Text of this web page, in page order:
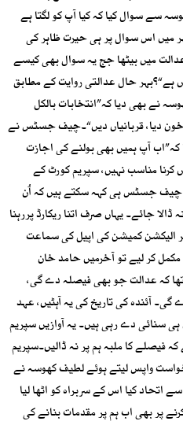
سے سوال کیا کہ کیا آپ کو لگتا ہے
میں اس سوال پر ہی حیرت ظاہر کی
میں بیٹھا جج یہ سوال بھی کیسے
ہے“؟بہر حال عدالتی روایت کے مطابق
نے بھی دیا کہ”انتخابات بالکل
دیا، قربانیاں دیں“۔چیف جسٹس نے
آپ ہمیں بھی بولنے کی اجازت
مناسب نہیں، سپریم کورٹ کے
چیف جسٹس ہی کہہ سکتے ہیں کہ اُن
جائے۔ یہاں صرف اتنا ریکارڈ پررہنا
الیکشن کمیشن کی اپیل کی سماعت
کر لیے تو آخرمیں حامد خان
کہ عدالت جو بھی فیصلہ دے گی،
آئندہ کی تاریخ کی یہ آہٹیں، عہد
ہی سنائی دے رہی ہیں۔ یہ آوازیں سپریم
کا ملبہ ہم پر نہ ڈالیں۔سپریم
واپس لیتے ہوئے لطیف کھوسہ نے
کیا اس کے سربراہ کو اٹھا لیا
پر بھی اب ہم پر مقدمات بنانے کی